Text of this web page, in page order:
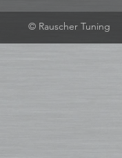
© Rauscher Tuning